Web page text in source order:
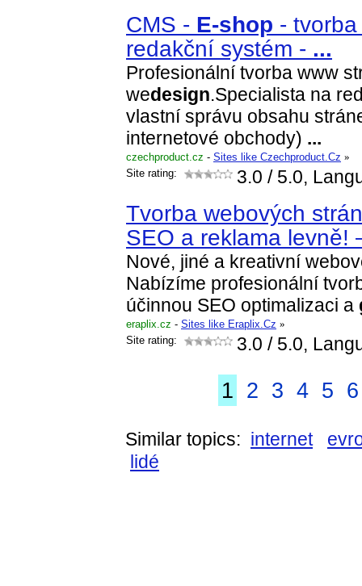
CMS - E-shop -
redakční systém - ...
Profesionální tvorba www
wedesign.Specialista na
vlastní správu obsahu
internetové obchody) ...
czechproduct.cz - Sites like Czechproduct.Cz »
Site rating:
3.0 / 5.0,
Tvorba webových
SEO a reklama levně!
Nové, jiné a kreativní
Nabízíme profesionální
účinnou SEO optimalizaci a
eraplix.cz - Sites like Eraplix.Cz »
Site rating:
3.0 / 5.0,
1 2 3 4 5 6
Similar topics: internet
lidé